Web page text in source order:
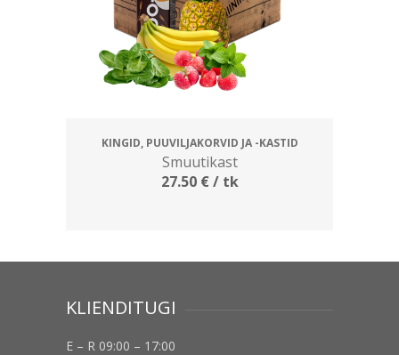
KINGID, PUUVILJAKORVID JA -KASTID
Smuutikast
27.50 €/ tk
KLIENDITUGI
E – R 09:00 – 17:00